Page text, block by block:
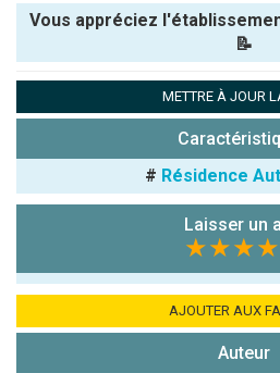
Vous appréciez
📝
Note que vous souhaitez
Antispam -
chiffres) :
l'établissement
METTRE À JOUR
# Résidence
Laisser un
AJOUTER AUX
Auteur